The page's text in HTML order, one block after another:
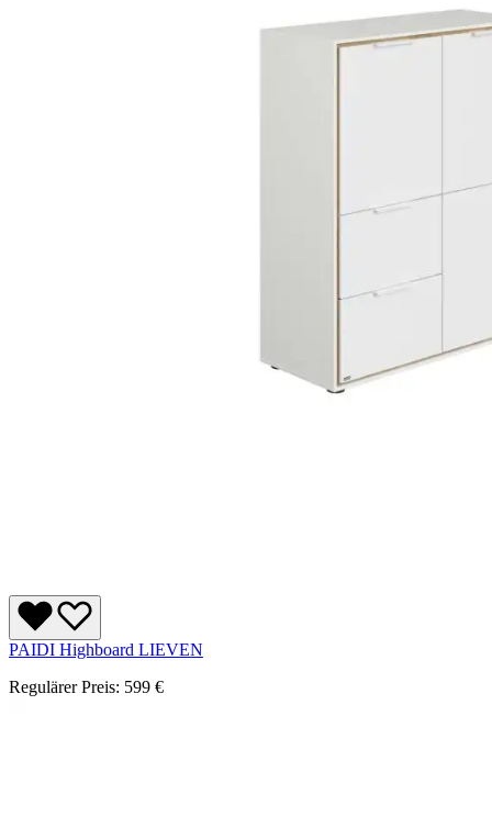
PAIDI Highboard LIEVEN
Regulärer Preis: 599 €